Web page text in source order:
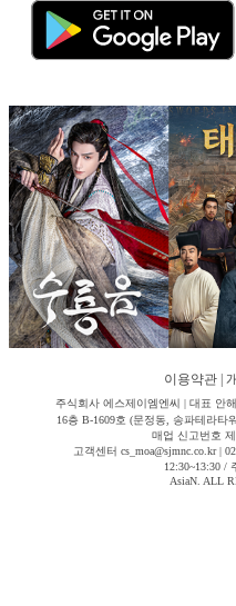
이용약관
주식회사 에스제이엠엔씨 | 대표 안
16층 B-1609호 (문정동, 송파테라타
매업 신고번호
고객센터 cs_moa@sjmnc.co.kr |
12:30~13:30 /
AsiaN. ALL